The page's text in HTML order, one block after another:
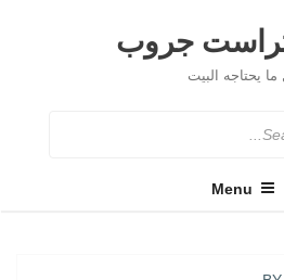
جروب
يحتاجه البيت
Menu